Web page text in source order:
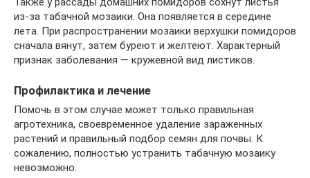
из-за табачной мозаики. Она появляется в середине
лета. При распространении мозаики верхушки помидоров
сначала вянут, затем буреют и желтеют. Характерный
признак заболевания — кружевной вид листиков.
Профилактика и лечение
Помочь в этом случае может только правильная
агротехника, своевременное удаление зараженных
растений и правильный подбор семян для почвы. К
сожалению, полностью устранить табачную мозаику
невозможно.